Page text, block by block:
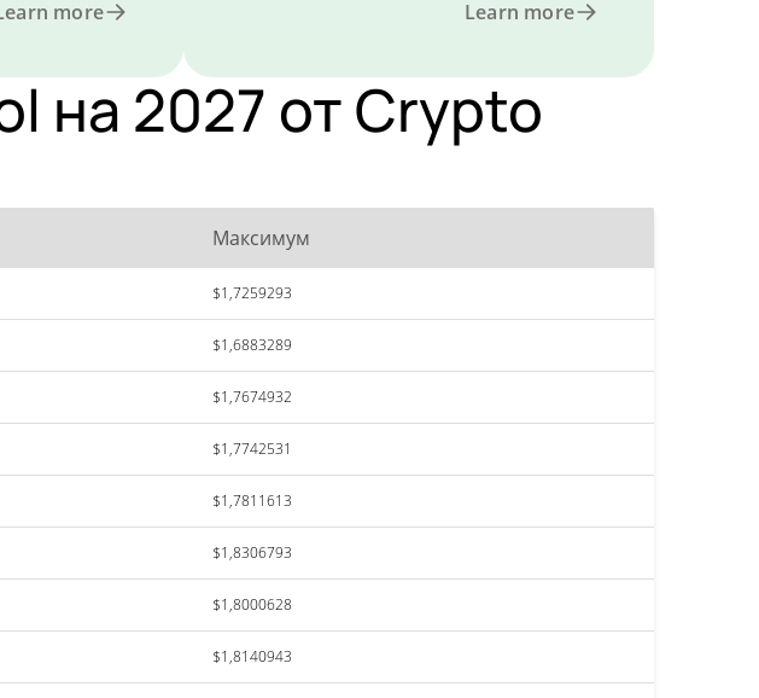
more Learn more
на 2027 от Crypto
Максимум
$1,7259293
$1,6883289
$1,7674932
$1,7742531
$1,7811613
$1,8306793
$1,8000628
$1,8140943